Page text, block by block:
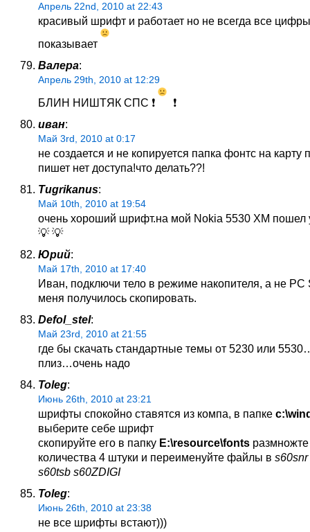
Апрель 22nd, 2010 at 22:43
красивый шрифт и работает но не всегда все цифры
показывает
Валера:
Апрель 29th, 2010 at 12:29
БЛИН НИШТЯК СПС ❗
❗
иван:
Май 3rd, 2010 at 0:17
не создается и не копируется папка фонтс на карту
пишет нет доступа!что делать??!
Tugrikanus:
Май 10th, 2010 at 19:54
очень хороший шрифт.на мой Nokia 5530 XM пошел
💡 💡
Юрий:
Май 17th, 2010 at 17:40
Иван, подключи тело в режиме накопителя, а не PC
меня получилось скопировать.
Defol_stel:
Май 23rd, 2010 at 21:55
где бы скачать стандартные темы от 5230 или
плиз…очень надо
Toleg:
Июнь 26th, 2010 at 23:21
шрифты спокойно ставятся из компа, в папке
выберите себе шрифт
скопируйте его в папку E:\resource\fonts размножте
количества 4 штуки и переименуйте файлы в
s60tsb s60ZDIGI
Toleg:
Июнь 26th, 2010 at 23:38
не все шрифты встают)))